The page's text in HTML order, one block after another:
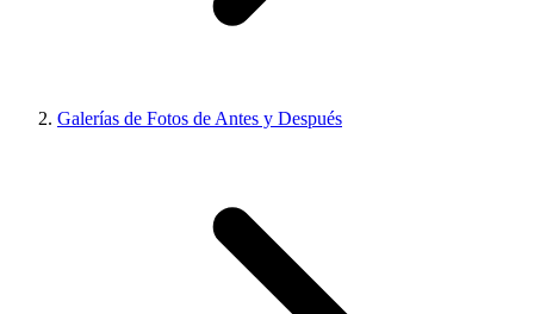
Galerías de Fotos de Antes y Después